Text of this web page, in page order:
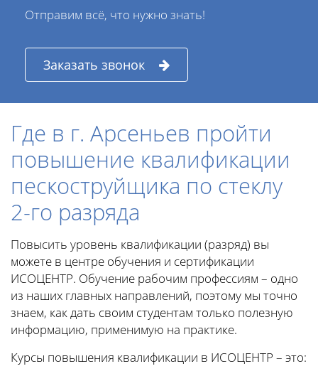
Отправим всё, что нужно знать!
Заказать звонок
Где в г. Арсеньев пройти
повышение квалификации
пескоструйщика по стеклу
2-го разряда
Повысить уровень квалификации (разряд) вы
можете в центре обучения и сертификации
ИСОЦЕНТР. Обучение рабочим профессиям – одно
из наших главных направлений, поэтому мы точно
знаем, как дать своим студентам только полезную
информацию, применимую на практике.
Курсы повышения квалификации в ИСОЦЕНТР – это: